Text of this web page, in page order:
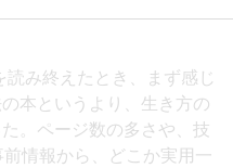
読み終えたとき、まず感じ
本というより、生き方の
。ページ数の多さや、技
情報から、どこか実用一